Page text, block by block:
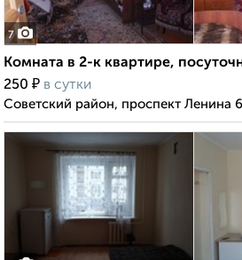
7
Комната в 2-к квартире,
250 ₽ в сутки
Советский район, проспект Ленина